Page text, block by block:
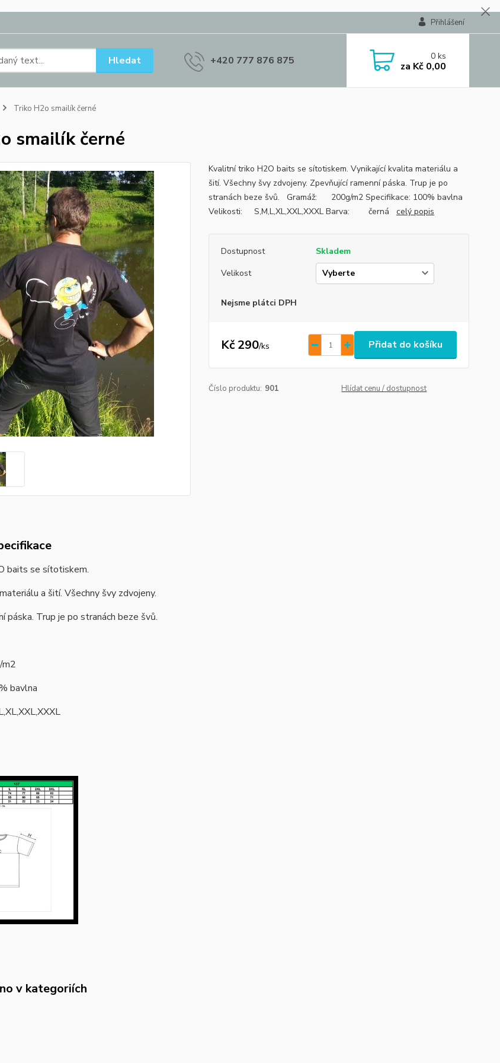
Přihlášení
Hledat +420 777 876 875 0ks
za Kč 0,00
Triko H2o smailík černé
smailík černé
Kvalitní triko H2O baits se sítotiskem. Vynikající kvalita materiálu a
šití. Všechny švy zdvojeny. Zpevňující ramenní páska. Trup je po
stranách beze švů. Gramáž: 200g/m2 Specifikace: 100% bavlna
Velikosti: S,M,L,XL,XXL,XXXL Barva: černá celý popis
Dostupnost
Skladem
Velikost
Nejsme plátci DPH
Kč 290/ks Přidat do košíku
Číslo produktu: 901 Hlídat cenu / dostupnost
baits se sítotiskem.
a šití. Všechny švy zdvojeny.
páska. Trup je po stranách beze švů.
bavlna
v kategoriích